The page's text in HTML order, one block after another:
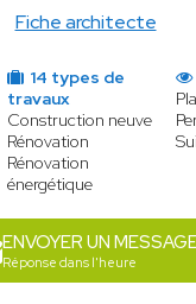
Fiche architecte
14 types de
travaux
Construction neuve
Rénovation
Rénovation
énergétique
ENVOYER UN
Réponse dans l'heure